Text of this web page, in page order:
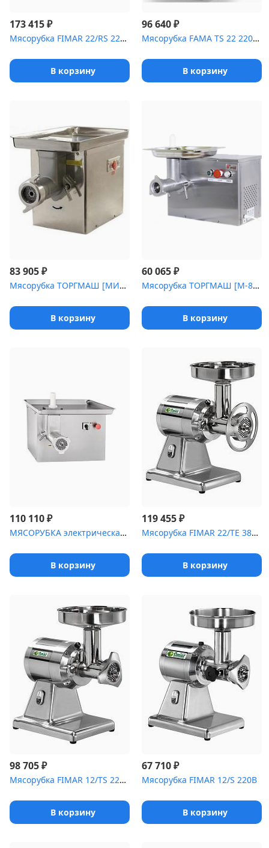
173 415₽
Мясорубка FIMAR 22/RS 220B Sistema Unger
В корзину
96 640₽
Мясорубка FAMA TS 22 220В чугун [(FTS 117UTE)]
В корзину
83 905₽
Мясорубка ТОРГМАШ [МИМ-600]
В корзину
60 065₽
Мясорубка ТОРГМАШ [М-80Ч]
В корзину
110 110₽
МЯСОРУБКА электрическая промышленная -01 41000019457 [МЭП-300Н]
В корзину
119 455₽
Мясорубка FIMAR 22/TE 380B Unger
В корзину
98 705₽
Мясорубка FIMAR 12/TS 220B Sistema Unger
В корзину
67 710₽
Мясорубка FIMAR 12/S 220B
В корзину